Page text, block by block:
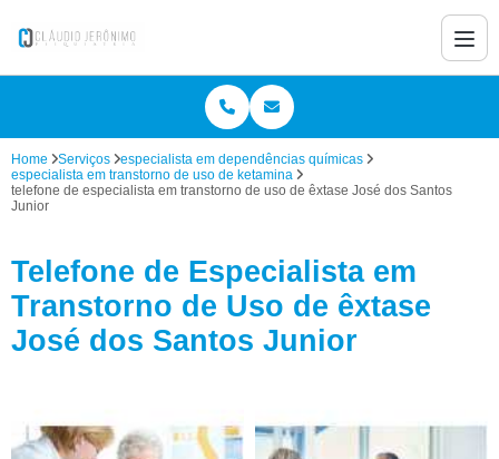
Home Serviços
especialista em dependências químicas
especialista em transtorno de uso de ketamina
telefone de especialista em transtorno de uso de êxtase José dos Santos
Junior
Telefone de Especialista em
Transtorno de Uso de êxtase
José dos Santos Junior